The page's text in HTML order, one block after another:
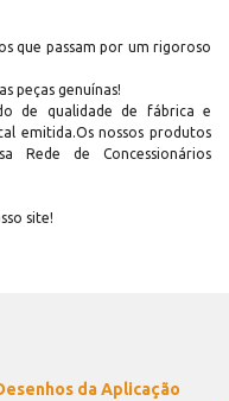
que passam por um rigoroso
peças genuínas!
de qualidade de fábrica e
emitida.Os nossos produtos
Rede de Concessionários
site!
da Aplicação